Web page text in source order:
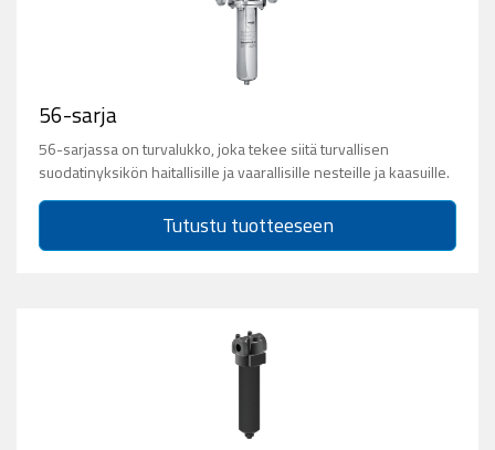
56-sarja
56-sarjassa on turvalukko, joka tekee siitä turvallisen
suodatinyksikön haitallisille ja vaarallisille nesteille ja kaasuille.
Tutustu tuotteeseen